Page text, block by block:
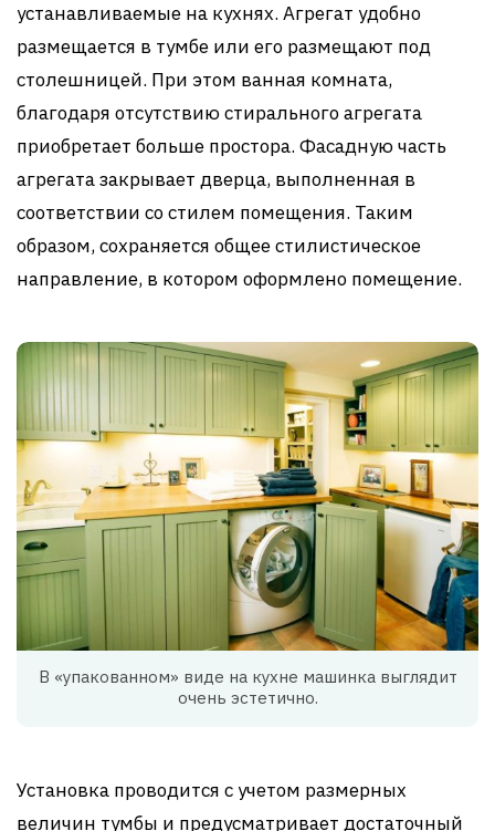
устанавливаемые на кухнях. Агрегат удобно
размещается в тумбе или его размещают под
столешницей. При этом ванная комната,
благодаря отсутствию стирального агрегата
приобретает больше простора. Фасадную часть
агрегата закрывает дверца, выполненная в
соответствии со стилем помещения. Таким
образом, сохраняется общее стилистическое
направление, в котором оформлено помещение.
В «упакованном» виде на кухне машинка выглядит
очень эстетично.
Установка проводится с учетом размерных
величин тумбы и предусматривает достаточный